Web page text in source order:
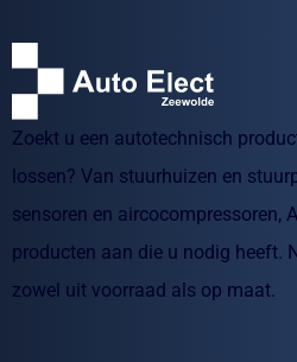
Zoekt u een autotechnisch
lossen? Van stuurhuizen en
sensoren en aircocompressoren,
producten aan die u nodig heeft.
zowel uit voorraad als op maat.